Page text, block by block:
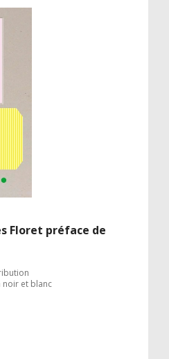
Floret préface de
noir et blanc